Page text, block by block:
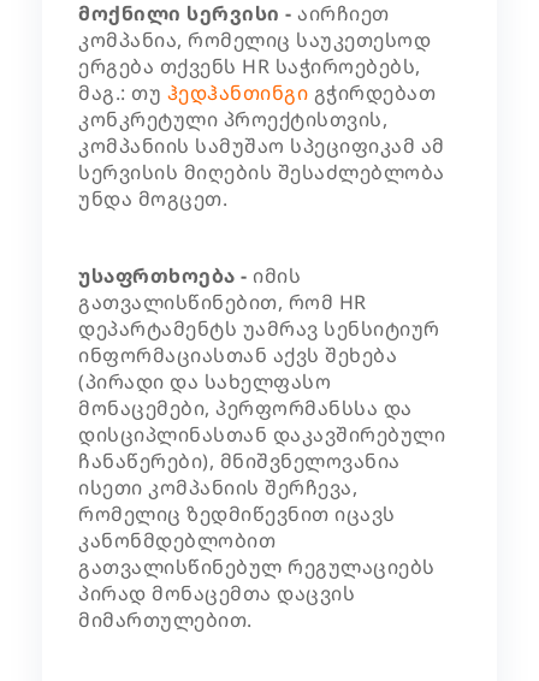
მოქნილი სერვისი -აირჩიეთ
კომპანია, რომელიც საუკეთესოდ
ერგება თქვენს HR საჭიროებებს,
მაგ.: თუ ჰედჰანთინგი გჭირდებათ
კონკრეტული პროექტისთვის,
კომპანიის სამუშაო სპეციფიკამ ამ
სერვისის მიღების შესაძლებლობა
უნდა მოგცეთ.
უსაფრთხოება - იმის
გათვალისწინებით, რომ HR
დეპარტამენტს უამრავ სენსიტიურ
ინფორმაციასთან აქვს შეხება
(პირადი და სახელფასო
მონაცემები, პერფორმანსსა და
დისციპლინასთან დაკავშირებული
ჩანაწერები), მნიშვნელოვანია
ისეთი კომპანიის შერჩევა,
რომელიც ზედმიწევნით იცავს
კანონმდებლობით
გათვალისწინებულ რეგულაციებს
პირად მონაცემთა დაცვის
მიმართულებით.